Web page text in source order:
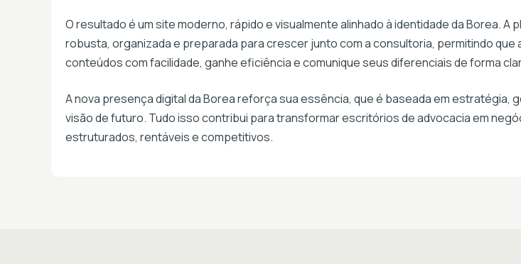
O resultado é um site moderno, rápido e visualmente alinhado à identidade da Borea. A
robusta, organizada e preparada para crescer junto com a consultoria, permitindo que
conteúdos com facilidade, ganhe eficiência e comunique seus diferenciais de forma
A nova presença digital da Borea reforça sua essência, que é baseada em estratégia,
visão de futuro. Tudo isso contribui para transformar escritórios de advocacia em
estruturados, rentáveis e competitivos.